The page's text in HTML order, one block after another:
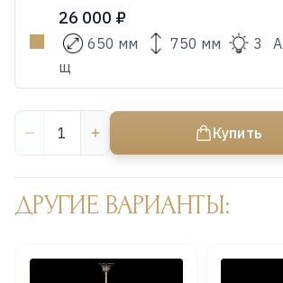
26 000 ₽
650 мм 750 мм 3
щ
Купить
ДРУГИЕ ВАРИАНТЫ: